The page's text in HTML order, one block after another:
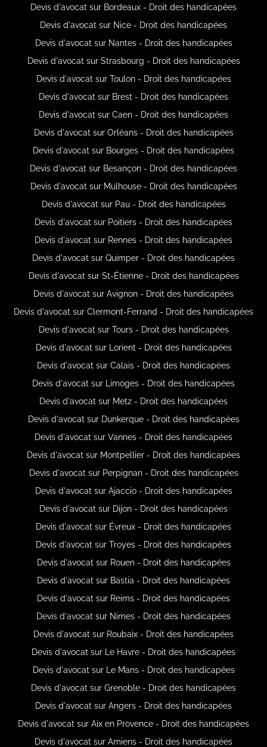
Devis d'avocat sur Bordeaux - Droit des handicapées
Devis d'avocat sur Nice - Droit des handicapées
Devis d'avocat sur Nantes - Droit des handicapées
Devis d'avocat sur Strasbourg - Droit des handicapées
Devis d'avocat sur Toulon - Droit des handicapées
Devis d'avocat sur Brest - Droit des handicapées
Devis d'avocat sur Caen - Droit des handicapées
Devis d'avocat sur Orléans - Droit des handicapées
Devis d'avocat sur Bourges - Droit des handicapées
Devis d'avocat sur Besançon - Droit des handicapées
Devis d'avocat sur Mulhouse - Droit des handicapées
Devis d'avocat sur Pau - Droit des handicapées
Devis d'avocat sur Poitiers - Droit des handicapées
Devis d'avocat sur Rennes - Droit des handicapées
Devis d'avocat sur Quimper - Droit des handicapées
Devis d'avocat sur St-Étienne - Droit des handicapées
Devis d'avocat sur Avignon - Droit des handicapées
Devis d'avocat sur Clermont-Ferrand - Droit des handicapées
Devis d'avocat sur Tours - Droit des handicapées
Devis d'avocat sur Lorient - Droit des handicapées
Devis d'avocat sur Calais - Droit des handicapées
Devis d'avocat sur Limoges - Droit des handicapées
Devis d'avocat sur Metz - Droit des handicapées
Devis d'avocat sur Dunkerque - Droit des handicapées
Devis d'avocat sur Vannes - Droit des handicapées
Devis d'avocat sur Montpellier - Droit des handicapées
Devis d'avocat sur Perpignan - Droit des handicapées
Devis d'avocat sur Ajaccio - Droit des handicapées
Devis d'avocat sur Dijon - Droit des handicapées
Devis d'avocat sur Évreux - Droit des handicapées
Devis d'avocat sur Troyes - Droit des handicapées
Devis d'avocat sur Rouen - Droit des handicapées
Devis d'avocat sur Bastia - Droit des handicapées
Devis d'avocat sur Reims - Droit des handicapées
Devis d'avocat sur Nimes - Droit des handicapées
Devis d'avocat sur Roubaix - Droit des handicapées
Devis d'avocat sur Le Havre - Droit des handicapées
Devis d'avocat sur Le Mans - Droit des handicapées
Devis d'avocat sur Grenoble - Droit des handicapées
Devis d'avocat sur Angers - Droit des handicapées
Devis d'avocat sur Aix en Provence - Droit des handicapées
Devis d'avocat sur Amiens - Droit des handicapées